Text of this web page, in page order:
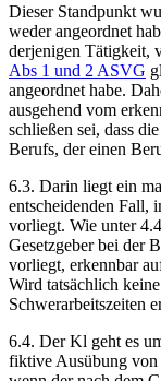
Dieser Standpunkt
weder angeordnet
derjenigen Tätigkeit,
Abs 1 und 2 ASVG
angeordnet habe.
ausgehend vom
schließen sei, dass
Berufs, der einen
6.3. Darin liegt ein
entscheidenden Fall,
vorliegt. Wie unter
Gesetzgeber bei der
vorliegt, erkennbar
Wird tatsächlich
Schwerarbeitszeiten
6.4. Der Kl geht es
fiktive Ausübung von